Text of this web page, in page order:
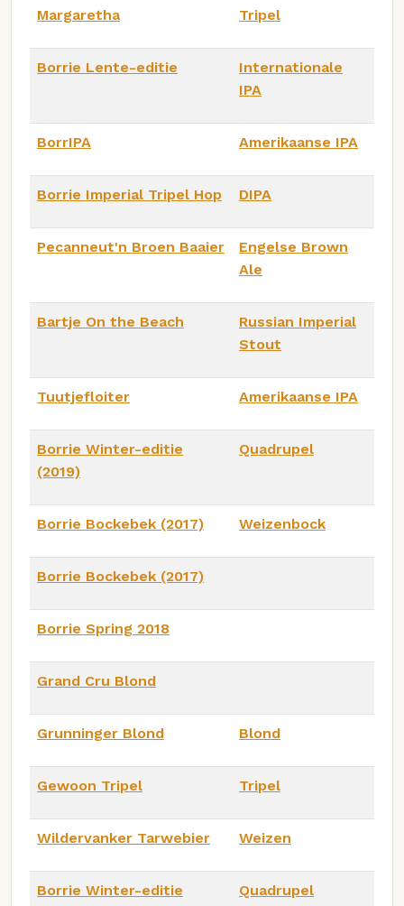
Margaretha Tripel
Borrie Lente-editie
Internationale
IPA
BorrIPA Amerikaanse IPA
Borrie Imperial Tripel Hop DIPA
Pecanneut'n Broen Baaier
Engelse Brown
Ale
Bartje On the Beach
Russian Imperial
Stout
Tuutjefloiter Amerikaanse IPA
Borrie Winter-editie
(2019)
Quadrupel
Borrie Bockebek (2017) Weizenbock
Borrie Bockebek (2017)
Borrie Spring 2018
Grand Cru Blond
Grunninger Blond Blond
Gewoon Tripel Tripel
Wildervanker Tarwebier Weizen
Borrie Winter-editie
Quadrupel